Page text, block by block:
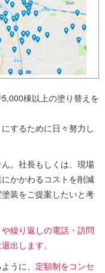
棟以上の塗り替えを
するために日々努力し
。社長もしくは、現場
かかわるコストを削減
装をご提案したいと考
繰り返しの電話・訪問
出します。
うに、 定額制をコンセ